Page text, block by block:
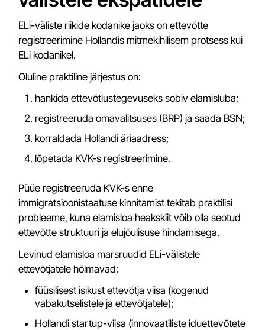
ELi-väliste riikide kodanike jaoks on ettevõtte
registreerimine Hollandis mitmekihilisem protsess kui
ELi kodanikel.
Oluline praktiline järjestus on:
hankida ettevõtlustegevuseks sobiv elamisluba;
registreeruda omavalitsuses (BRP) ja saada BSN;
korraldada Hollandi äriaadress;
lõpetada KVK-s registreerimine.
Püüe registreeruda KVK-s enne
immigratsioonistaatuse kinnitamist tekitab praktilisi
probleeme, kuna elamisloa heakskiit võib olla seotud
ettevõtte struktuuri ja elujõulisuse hindamisega.
Levinud elamisloa marsruudid ELi-välistele
ettevõtjatele hõlmavad:
füüsilisest isikust ettevõtja viisa (kogenud
vabakutselistele ja ettevõtjatele);
Hollandi startup-viisa (innovaatiliste iduettevõtete